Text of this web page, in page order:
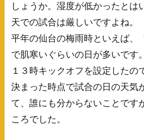
しょうか。湿度が低かったとは
天での試合は厳しいですよね。
平年の仙台の梅雨時といえば、
で肌寒いぐらいの日が多いです
１３時キックオフを設定したの
決まった時点で試合の日の天気
て、誰にも分からないことです
ころでした。